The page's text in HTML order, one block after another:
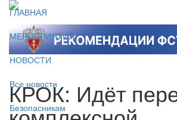
ГЛАВНАЯ
МЕРОПРИЯТИЯ
НОВОСТИ
Все новости
Безопасникам
КРОК: Идёт